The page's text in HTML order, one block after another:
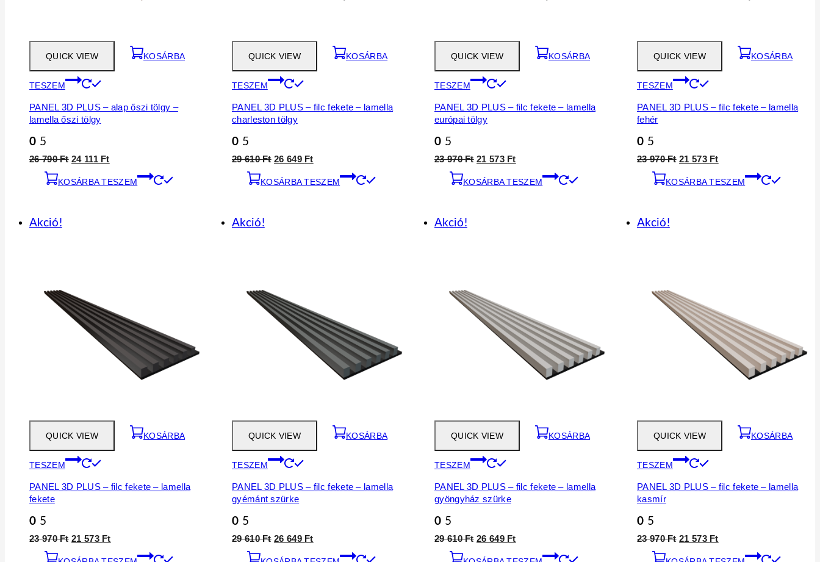
QUICK VIEW KOSÁRBA
TESZEM
PANEL 3D PLUS – alap őszi tölgy –
lamella őszi tölgy
0 5
26 790Ft Original
was:
24 111 FtCurrent
is:
KOSÁRBA TESZEM
QUICK VIEW KOSÁRBA
TESZEM
PANEL 3D PLUS – filc fekete – lamella
charleston tölgy
0 5
29 610Ft Original
was:
26 649 FtCurrent
is:
KOSÁRBA TESZEM
QUICK VIEW KOSÁRBA
TESZEM
PANEL 3D PLUS – filc fekete – lamella
európai tölgy
0 5
23 970Ft Original
was:
21 573 FtCurrent
is:
KOSÁRBA TESZEM
QUICK VIEW KOSÁRBA
TESZEM
PANEL 3D PLUS – filc fekete – lamella
fehér
0 5
23 970Ft Original
was:
21 573 FtCurrent
is:
KOSÁRBA TESZEM
Akció!
QUICK VIEW KOSÁRBA
TESZEM
PANEL 3D PLUS – filc fekete – lamella
fekete
0 5
23 970Ft Original
21 573 FtCurrent
Akció!
QUICK VIEW KOSÁRBA
TESZEM
PANEL 3D PLUS – filc fekete – lamella
gyémánt szürke
0 5
29 610Ft Original
26 649 FtCurrent
Akció!
QUICK VIEW KOSÁRBA
TESZEM
PANEL 3D PLUS – filc fekete – lamella
gyöngyház szürke
0 5
29 610Ft Original
26 649 FtCurrent
Akció!
QUICK VIEW KOSÁRBA
TESZEM
PANEL 3D PLUS – filc fekete – lamella
kasmír
0 5
23 970Ft Original
21 573 FtCurrent